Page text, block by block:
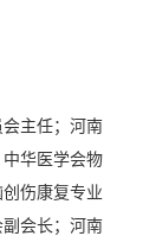
主任；河南
华医学会物
伤康复专业
会长；河南